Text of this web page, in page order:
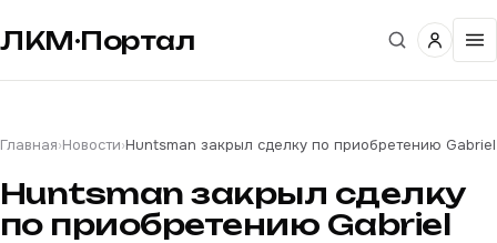
ЛКМ·Портал
Главная›Новости›Huntsman закрыл сделку по приобретению Gabriel
Huntsman закрыл сделку
по приобретению Gabriel